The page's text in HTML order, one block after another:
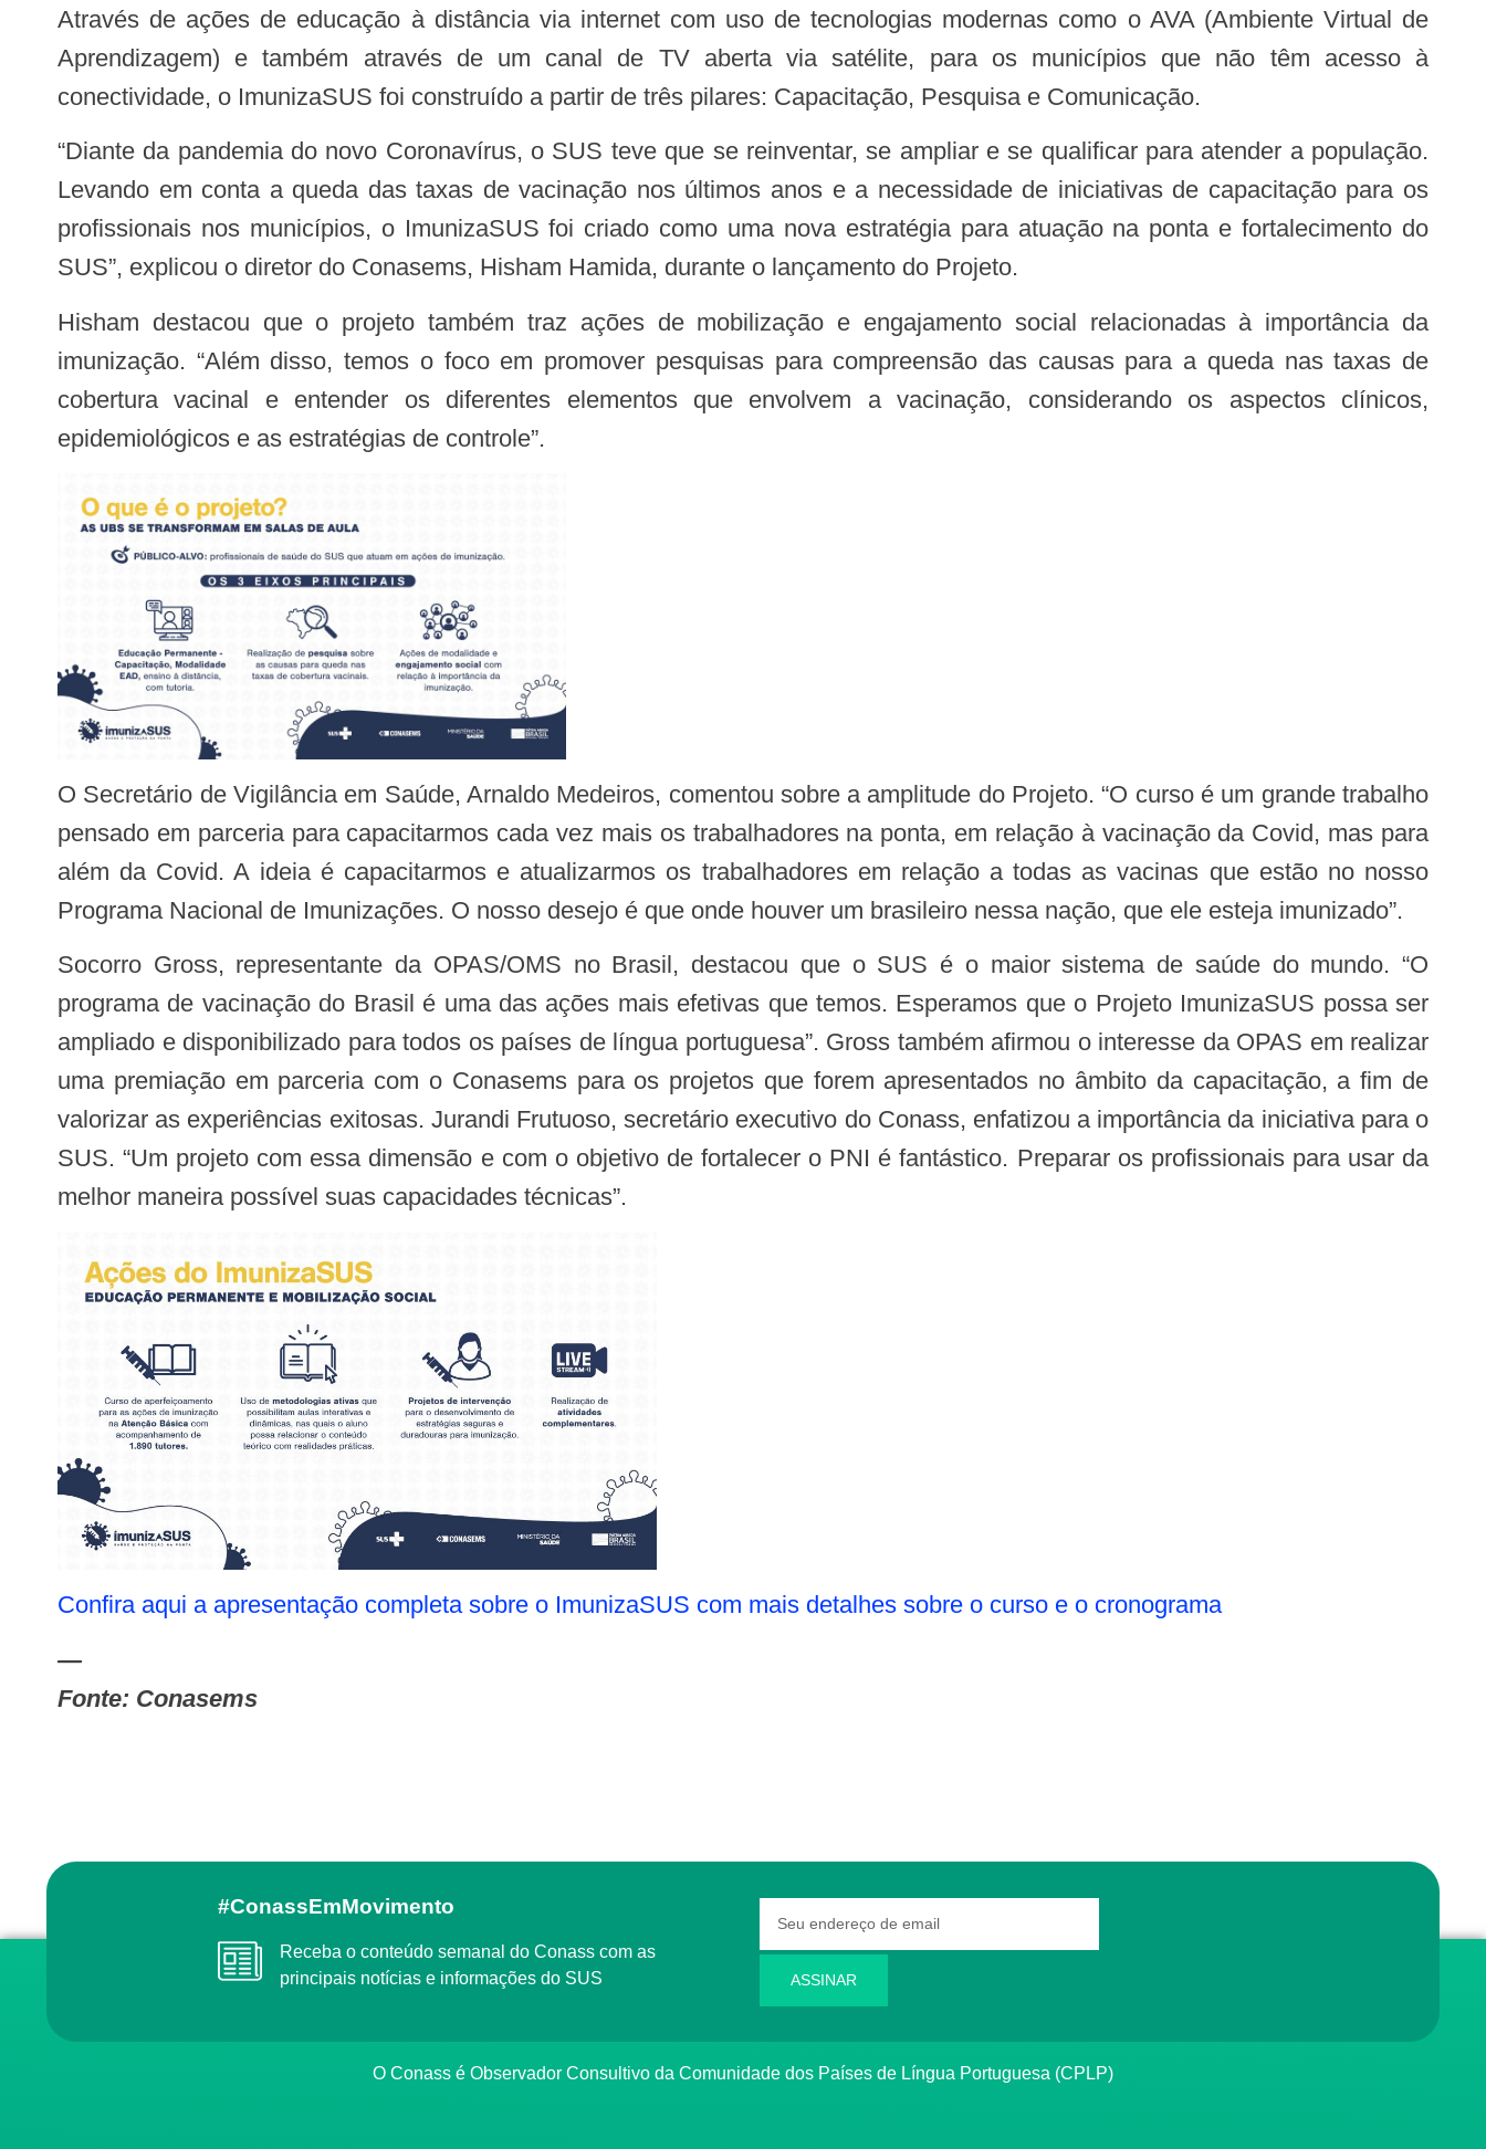
Através de ações de educação à distância via internet com uso de tecnologias modernas como o AVA (Ambiente Virtual de
Aprendizagem) e também através de um canal de TV aberta via satélite, para os municípios que não têm acesso à
conectividade, o ImunizaSUS foi construído a partir de três pilares: Capacitação, Pesquisa e Comunicação.
“Diante da pandemia do novo Coronavírus, o SUS teve que se reinventar, se ampliar e se qualificar para atender a população.
Levando em conta a queda das taxas de vacinação nos últimos anos e a necessidade de iniciativas de capacitação para os
profissionais nos municípios, o ImunizaSUS foi criado como uma nova estratégia para atuação na ponta e fortalecimento do
SUS”, explicou o diretor do Conasems, Hisham Hamida, durante o lançamento do Projeto.
Hisham destacou que o projeto também traz ações de mobilização e engajamento social relacionadas à importância da
imunização. “Além disso, temos o foco em promover pesquisas para compreensão das causas para a queda nas taxas de
cobertura vacinal e entender os diferentes elementos que envolvem a vacinação, considerando os aspectos clínicos,
epidemiológicos e as estratégias de controle”.
O Secretário de Vigilância em Saúde, Arnaldo Medeiros, comentou sobre a amplitude do Projeto. “O curso é um grande trabalho
pensado em parceria para capacitarmos cada vez mais os trabalhadores na ponta, em relação à vacinação da Covid, mas para
além da Covid. A ideia é capacitarmos e atualizarmos os trabalhadores em relação a todas as vacinas que estão no nosso
Programa Nacional de Imunizações. O nosso desejo é que onde houver um brasileiro nessa nação, que ele esteja imunizado”.
Socorro Gross, representante da OPAS/OMS no Brasil, destacou que o SUS é o maior sistema de saúde do mundo. “O
programa de vacinação do Brasil é uma das ações mais efetivas que temos. Esperamos que o Projeto ImunizaSUS possa ser
ampliado e disponibilizado para todos os países de língua portuguesa”. Gross também afirmou o interesse da OPAS em realizar
uma premiação em parceria com o Conasems para os projetos que forem apresentados no âmbito da capacitação, a fim de
valorizar as experiências exitosas. Jurandi Frutuoso, secretário executivo do Conass, enfatizou a importância da iniciativa para o
SUS. “Um projeto com essa dimensão e com o objetivo de fortalecer o PNI é fantástico. Preparar os profissionais para usar da
melhor maneira possível suas capacidades técnicas”.
Confira aqui a apresentação completa sobre o ImunizaSUS com mais detalhes sobre o curso e o cronograma
—
Fonte: Conasems
#ConassEmMovimento
Receba o conteúdo semanal do Conass com as
principais notícias e informações do SUS
ASSINAR
O Conass é Observador Consultivo da Comunidade dos Países de Língua Portuguesa (CPLP)